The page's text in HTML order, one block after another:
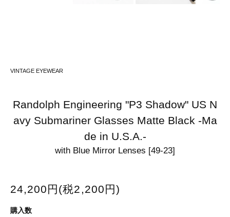
VINTAGE EYEWEAR
Randolph Engineering "P3 Shadow" US N
avy Submariner Glasses Matte Black -Ma
de in U.S.A.-
with Blue Mirror Lenses [49-23]
24,200円(税2,200円)
購入数